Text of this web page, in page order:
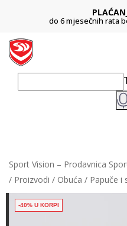
do 6 mjesečnih rata
Sport Vision – Prodavnica
Proizvodi
Obuća Papuče i
-40% U KORPI